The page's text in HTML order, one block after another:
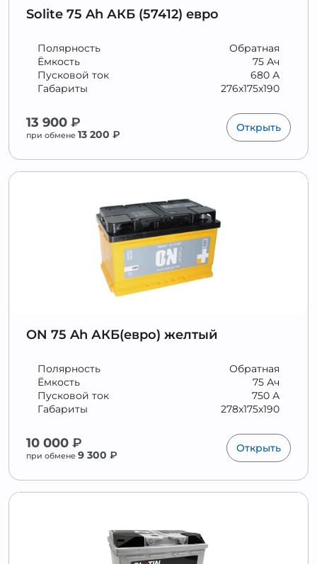
Solite 75 Ah АКБ (57412) евро
Обратная
Полярность
75 Ач
Ёмкость
680 А
Пусковой ток
276x175x190
Габариты
13 900 ₽
при обмене 13 200 ₽
Открыть
ON 75 Ah АКБ(евро) желтый
Обратная
Полярность
75 Ач
Ёмкость
750 А
Пусковой ток
278x175x190
Габариты
10 000 ₽
при обмене 9 300 ₽
Открыть